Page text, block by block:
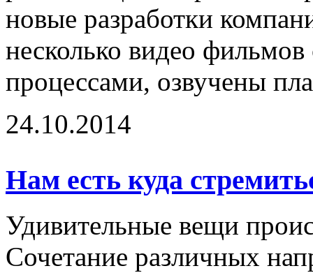
новые разработки
несколько видео
процессами, озвучены
24.10.2014
Нам есть куда
Удивительные вещи
Сочетание различных